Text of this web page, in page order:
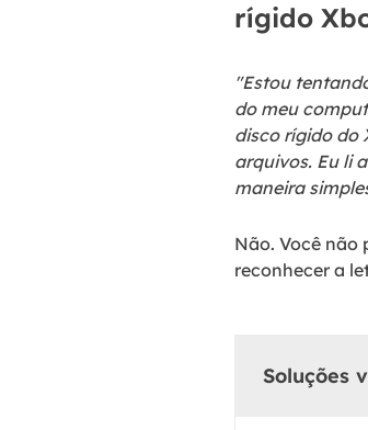
rígido
"Estou
do meu
disco rígido do
arquivos. Eu li
maneira
Não. Você não
reconhecer a
Soluções